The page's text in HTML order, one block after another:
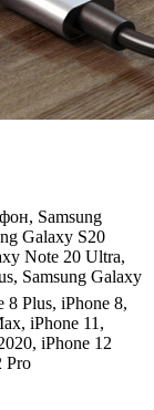
Samsung
Galaxy S20
Note 20 Ultra,
Samsung Galaxy
8 Plus, iPhone 8,
iPhone 11,
iPhone 12
Pro